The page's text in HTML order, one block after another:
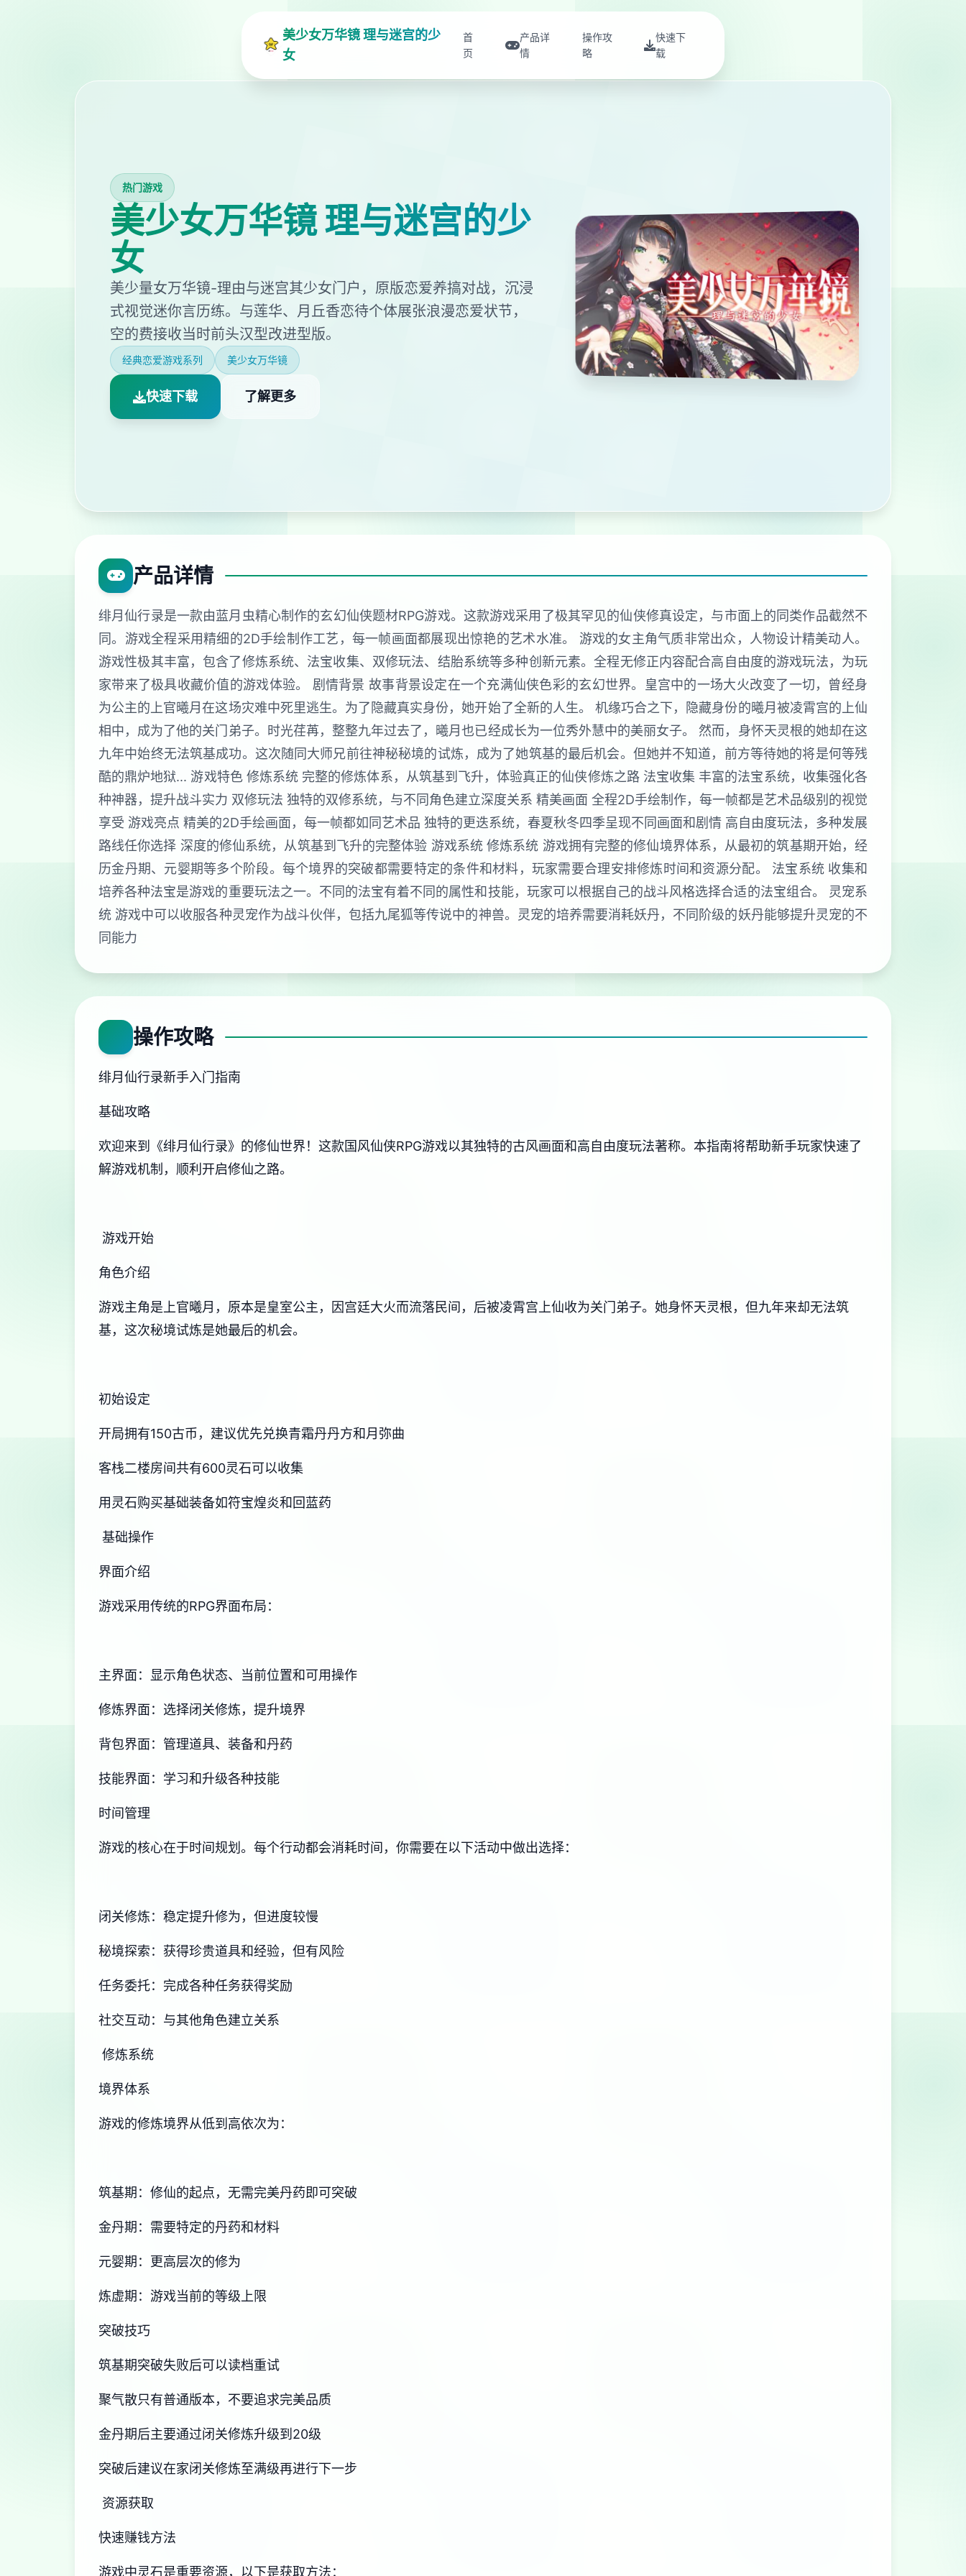
美少女万华镜 理与迷宫的少
女
首
页
产品详
情
操作攻
略
快速下
载
热门游戏
美少女万华镜 理与迷宫的少
女
美少量女万华镜-理由与迷宫其少女门户，原版恋爱养搞对战，沉浸
式视觉迷你言历练。与莲华、月丘香恋待个体展张浪漫恋爱状节，
空的费接收当时前头汉型改进型版。
经典恋爱游戏系列 美少女万华镜
快速下载 了解更多
产品详情
绯月仙行录是一款由蓝月虫精心制作的玄幻仙侠题材RPG游戏。这款游戏采用了极其罕见的仙侠修真设定，与市面上的同类作品截然不
同。游戏全程采用精细的2D手绘制作工艺，每一帧画面都展现出惊艳的艺术水准。 游戏的女主角气质非常出众，人物设计精美动人。
游戏性极其丰富，包含了修炼系统、法宝收集、双修玩法、结胎系统等多种创新元素。全程无修正内容配合高自由度的游戏玩法，为玩
家带来了极具收藏价值的游戏体验。 剧情背景 故事背景设定在一个充满仙侠色彩的玄幻世界。皇宫中的一场大火改变了一切，曾经身
为公主的上官曦月在这场灾难中死里逃生。为了隐藏真实身份，她开始了全新的人生。 机缘巧合之下，隐藏身份的曦月被凌霄宫的上仙
相中，成为了他的关门弟子。时光荏苒，整整九年过去了，曦月也已经成长为一位秀外慧中的美丽女子。 然而，身怀天灵根的她却在这
九年中始终无法筑基成功。这次随同大师兄前往神秘秘境的试炼，成为了她筑基的最后机会。但她并不知道，前方等待她的将是何等残
酷的鼎炉地狱... 游戏特色 修炼系统 完整的修炼体系，从筑基到飞升，体验真正的仙侠修炼之路 法宝收集 丰富的法宝系统，收集强化各
种神器，提升战斗实力 双修玩法 独特的双修系统，与不同角色建立深度关系 精美画面 全程2D手绘制作，每一帧都是艺术品级别的视觉
享受 游戏亮点 精美的2D手绘画面，每一帧都如同艺术品 独特的更迭系统，春夏秋冬四季呈现不同画面和剧情 高自由度玩法，多种发展
路线任你选择 深度的修仙系统，从筑基到飞升的完整体验 游戏系统 修炼系统 游戏拥有完整的修仙境界体系，从最初的筑基期开始，经
历金丹期、元婴期等多个阶段。每个境界的突破都需要特定的条件和材料，玩家需要合理安排修炼时间和资源分配。 法宝系统 收集和
培养各种法宝是游戏的重要玩法之一。不同的法宝有着不同的属性和技能，玩家可以根据自己的战斗风格选择合适的法宝组合。 灵宠系
统 游戏中可以收服各种灵宠作为战斗伙伴，包括九尾狐等传说中的神兽。灵宠的培养需要消耗妖丹，不同阶级的妖丹能够提升灵宠的不
同能力
操作攻略
绯月仙行录新手入门指南
基础攻略
欢迎来到《绯月仙行录》的修仙世界！这款国风仙侠RPG游戏以其独特的古风画面和高自由度玩法著称。本指南将帮助新手玩家快速了
解游戏机制，顺利开启修仙之路。
游戏开始
角色介绍
游戏主角是上官曦月，原本是皇室公主，因宫廷大火而流落民间，后被凌霄宫上仙收为关门弟子。她身怀天灵根，但九年来却无法筑
基，这次秘境试炼是她最后的机会。
初始设定
开局拥有150古币，建议优先兑换青霜丹丹方和月弥曲
客栈二楼房间共有600灵石可以收集
用灵石购买基础装备如符宝煌炎和回蓝药
基础操作
界面介绍
游戏采用传统的RPG界面布局：
主界面：显示角色状态、当前位置和可用操作
修炼界面：选择闭关修炼，提升境界
背包界面：管理道具、装备和丹药
技能界面：学习和升级各种技能
时间管理
游戏的核心在于时间规划。每个行动都会消耗时间，你需要在以下活动中做出选择：
闭关修炼：稳定提升修为，但进度较慢
秘境探索：获得珍贵道具和经验，但有风险
任务委托：完成各种任务获得奖励
社交互动：与其他角色建立关系
修炼系统
境界体系
游戏的修炼境界从低到高依次为：
筑基期：修仙的起点，无需完美丹药即可突破
金丹期：需要特定的丹药和材料
元婴期：更高层次的修为
炼虚期：游戏当前的等级上限
突破技巧
筑基期突破失败后可以读档重试
聚气散只有普通版本，不要追求完美品质
金丹期后主要通过闭关修炼升级到20级
突破后建议在家闭关修炼至满级再进行下一步
资源获取
快速赚钱方法
游戏中灵石是重要资源，以下是获取方法：